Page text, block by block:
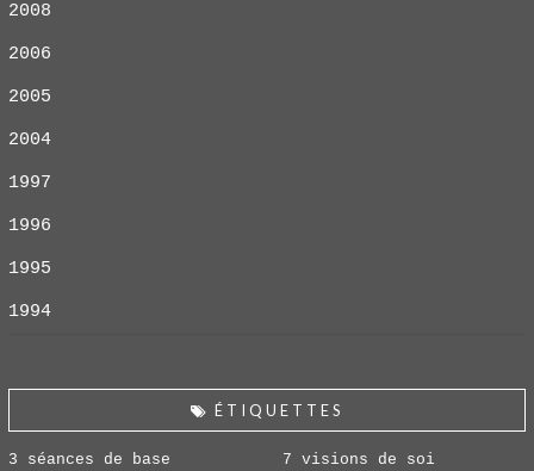
2008
2006
2005
2004
1997
1996
1995
1994
ÉTIQUETTES
3 séances de base 7 visions de soi